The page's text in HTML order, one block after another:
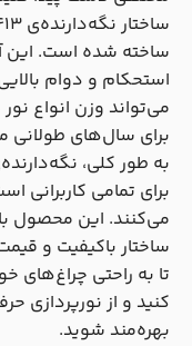
ساخته شده است. این
استحکام و دوام
می‌تواند وزن انواع
برای سال‌های طولانی
برای تمامی کاربرانی
می‌کنند. این محصول با
ساختار باکیفیت و
تا به راحتی چراغ‌های
کنید و از نورپردازی
بهره‌مند شوید.